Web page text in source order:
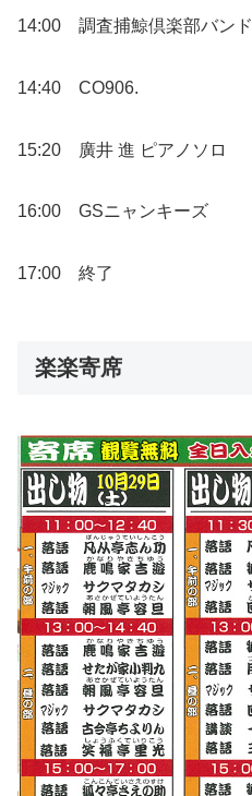
14:00 調査捕鯨倶楽部バンド
14:40 CO906.
15:20 廣井 進 ピアノソロ
16:00 GSニャンキーズ
17:00 終了
楽楽寄席